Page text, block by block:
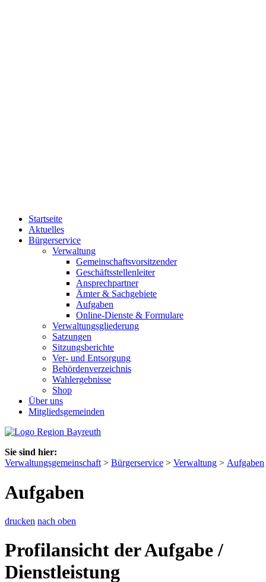
Startseite
Aktuelles
Bürgerservice
Verwaltung
Gemeinschaftsvorsitzender
Geschäftsstellenleiter
Ansprechpartner
Ämter & Sachgebiete
Aufgaben
Online-Dienste & Formulare
Verwaltungsgliederung
Satzungen
Sitzungsberichte
Ver- und Entsorgung
Behördenverzeichnis
Wahlergebnisse
Shop
Über uns
Mitgliedsgemeinden
Sie sind hier:
Verwaltungsgemeinschaft > Bürgerservice > Verwaltung > Aufgaben
Aufgaben
drucken nach oben
Profilansicht der Aufgabe /
Dienstleistung